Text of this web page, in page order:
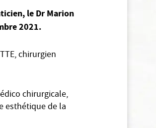
le Dr Marion
2021.
chirurgien
chirurgicale,
esthétique de la